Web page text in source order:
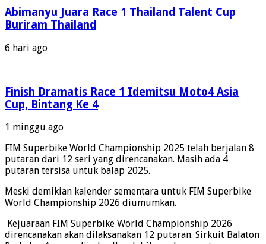
Abimanyu Juara Race 1 Thailand Talent Cup
Buriram Thailand
6 hari ago
Finish Dramatis Race 1 Idemitsu Moto4 Asia
Cup, Bintang Ke 4
1 minggu ago
FIM Superbike World Championship 2025 telah berjalan 8
putaran dari 12 seri yang direncanakan. Masih ada 4
putaran tersisa untuk balap 2025.
Meski demikian kalender sementara untuk FIM Superbike
World Championship 2026 diumumkan.
Kejuaraan FIM Superbike World Championship 2026
direncanakan akan dilaksanakan 12 putaran. Sirkuit Balaton